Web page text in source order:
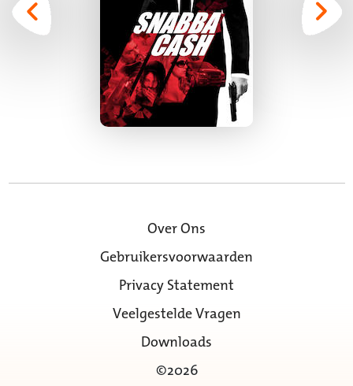
Over Ons
Gebruikersvoorwaarden
Privacy Statement
Veelgestelde Vragen
Downloads
©2026